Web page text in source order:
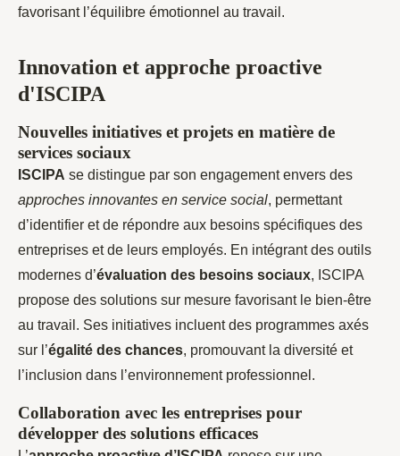
favorisant l’équilibre émotionnel au travail.
Innovation et approche proactive
d'ISCIPA
Nouvelles initiatives et projets en matière de
services sociaux
ISCIPA se distingue par son engagement envers des
approches innovantes en service social, permettant
d’identifier et de répondre aux besoins spécifiques des
entreprises et de leurs employés. En intégrant des outils
modernes d’évaluation des besoins sociaux, ISCIPA
propose des solutions sur mesure favorisant le bien-être
au travail. Ses initiatives incluent des programmes axés
sur l’égalité des chances, promouvant la diversité et
l’inclusion dans l’environnement professionnel.
Collaboration avec les entreprises pour
développer des solutions efficaces